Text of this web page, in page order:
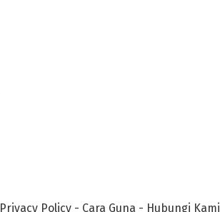
Privacy Policy - Cara Guna - Hubungi Kami